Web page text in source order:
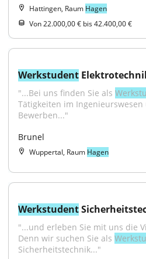
Hattingen, Raum Hagen
Von 22.000,00 € bis 42.400,00 €
Werkstudent
"...Bei uns finden Sie als
Tätigkeiten im Ingenieurswesen
Bewerben..."
Brunel
Wuppertal, Raum Hagen
Werkstudent
"...und erleben Sie mit uns die
Denn wir suchen Sie als
Sicherheitstechnik..."